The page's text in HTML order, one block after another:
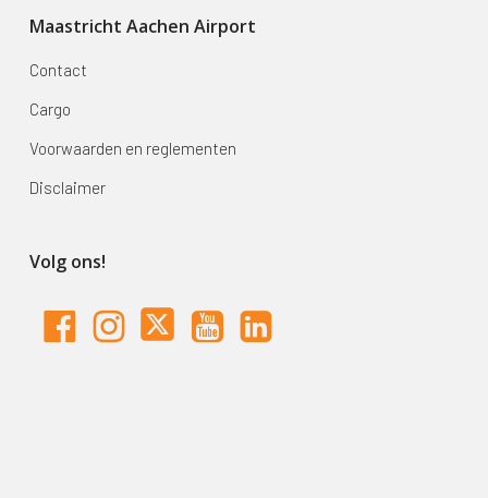
Maastricht Aachen Airport
Contact
Cargo
Voorwaarden en reglementen
Disclaimer
Volg ons!